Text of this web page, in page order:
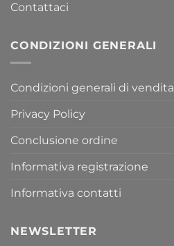
Contattaci
CONDIZIONI GENERALI
Condizioni generali di vendita
Privacy Policy
Conclusione ordine
Informativa registrazione
Informativa contatti
NEWSLETTER